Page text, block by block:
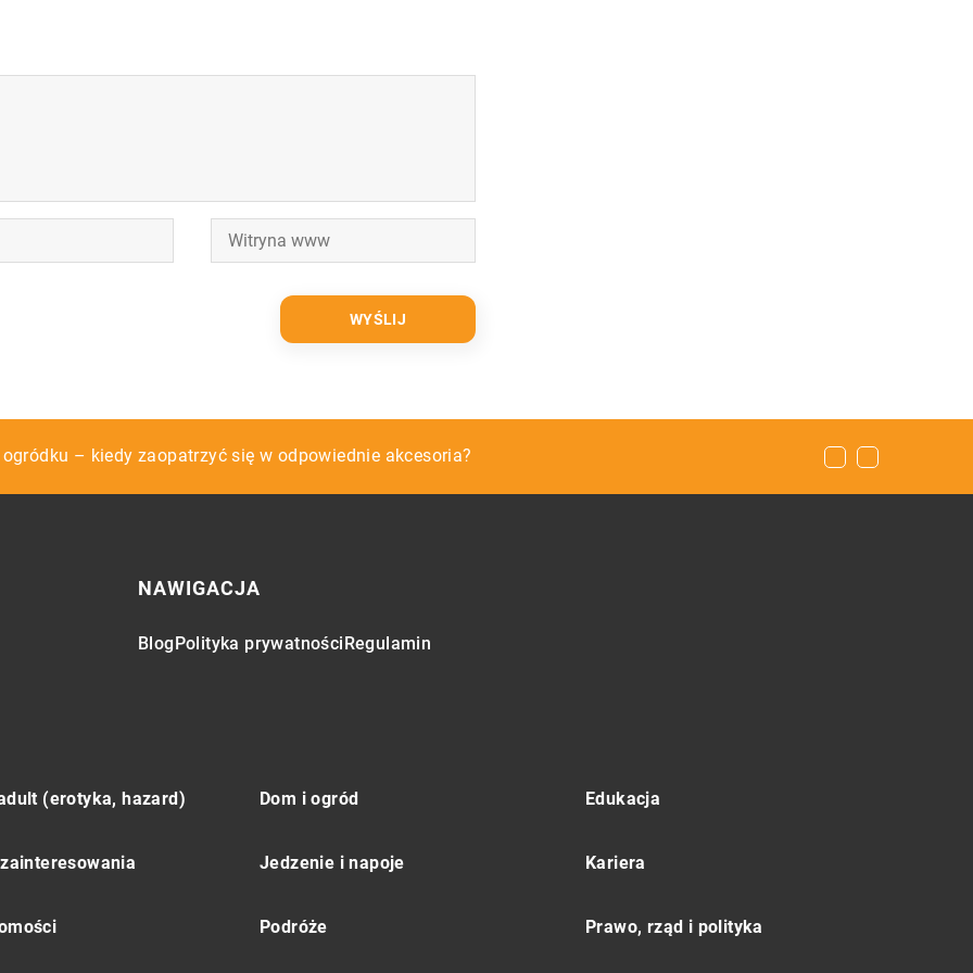
– kiedy zaopatrzyć się w odpowiednie akcesoria?
NAWIGACJA
BlogPolityka prywatnościRegulamin
(erotyka, hazard) Dom i ogród Edukacja
Jedzenie i napoje Kariera
Podróże Prawo, rząd i polityka